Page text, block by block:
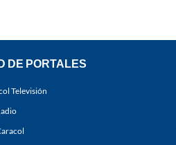
DE PORTALES
Televisión